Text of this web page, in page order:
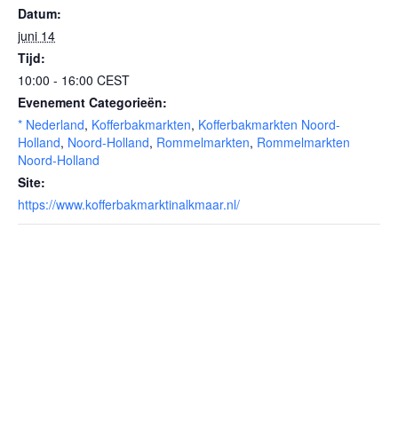
Datum:
juni 14
Tijd:
10:00 - 16:00 CEST
Evenement Categorieën:
* Nederland, Kofferbakmarkten, Kofferbakmarkten Noord-
Holland, Noord-Holland, Rommelmarkten, Rommelmarkten
Noord-Holland
Site:
https://www.kofferbakmarktinalkmaar.nl/